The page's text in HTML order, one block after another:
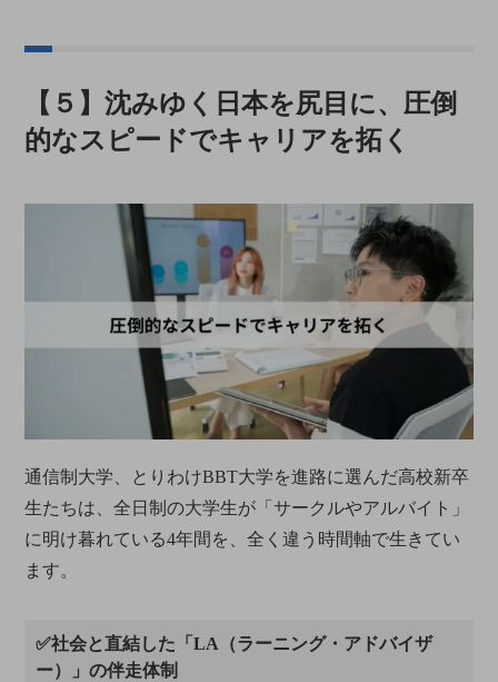
【５】沈みゆく日本を尻目に、圧倒
的なスピードでキャリアを拓く
通信制大学、とりわけBBT大学を進路に選んだ高校新卒
生たちは、全日制の大学生が「サークルやアルバイト」
に明け暮れている4年間を、全く違う時間軸で生きてい
ます。
✅社会と直結した「LA（ラーニング・アドバイザ
ー）」の伴走体制